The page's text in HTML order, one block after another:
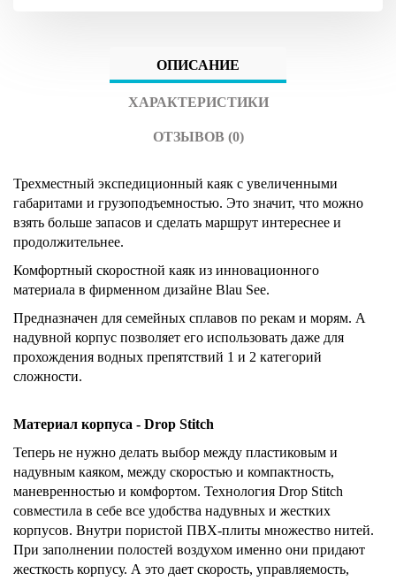
ОПИСАНИЕ
ХАРАКТЕРИСТИКИ
ОТЗЫВОВ (0)
Трехместный экспедиционный каяк с увеличенными
габаритами и грузоподъемностью. Это значит, что можно
взять больше запасов и сделать маршрут интереснее и
продолжительнее.
Комфортный скоростной каяк из инновационного
материала в фирменном дизайне Blau See.
Предназначен для семейных сплавов по рекам и морям. А
надувной корпус позволяет его использовать даже для
прохождения водных препятствий 1 и 2 категорий
сложности.
Материал корпуса - Drop Stitch
Теперь не нужно делать выбор между пластиковым и
надувным каяком, между скоростью и компактность,
маневренностью и комфортом. Технология Drop Stitch
совместила в себе все удобства надувных и жестких
корпусов. Внутри пористой ПВХ-плиты множество нитей.
При заполнении полостей воздухом именно они придают
жесткость корпусу. А это дает скорость, управляемость,